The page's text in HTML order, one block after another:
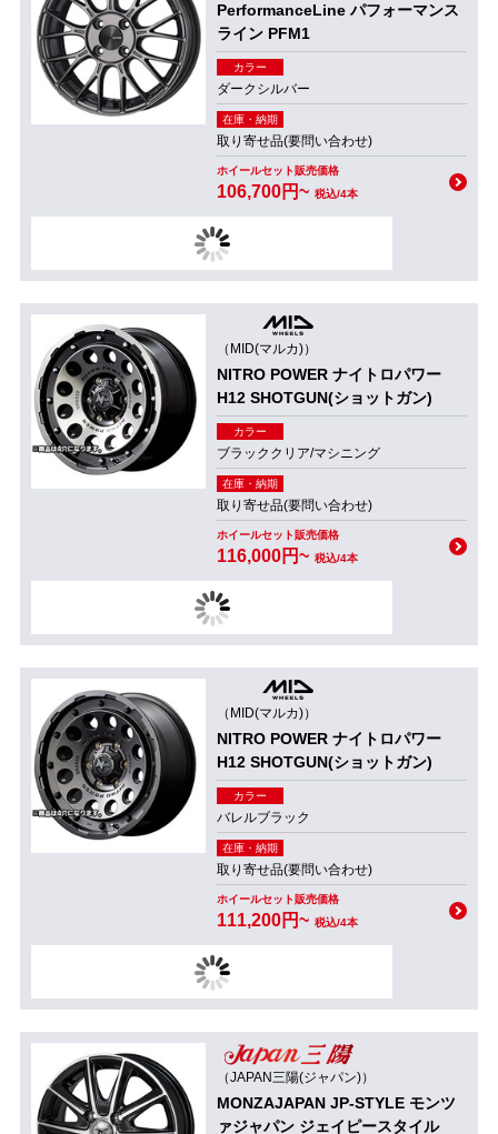
PerformanceLine パフォーマンス
ライン PFM1
カラー
ダークシルバー
在庫・納期
取り寄せ品(要問い合わせ)
ホイールセット販売価格
106,700円~ 税込/4本
（MID(マルカ)）
NITRO POWER ナイトロパワー
H12 SHOTGUN(ショットガン)
カラー
ブラッククリア/マシニング
在庫・納期
取り寄せ品(要問い合わせ)
ホイールセット販売価格
116,000円~ 税込/4本
（MID(マルカ)）
NITRO POWER ナイトロパワー
H12 SHOTGUN(ショットガン)
カラー
バレルブラック
在庫・納期
取り寄せ品(要問い合わせ)
ホイールセット販売価格
111,200円~ 税込/4本
（JAPAN三陽(ジャパン)）
MONZAJAPAN JP-STYLE モンツ
ァジャパン ジェイピースタイル